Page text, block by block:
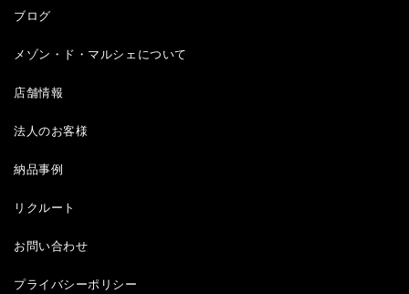
ブログ
メゾン・ド・マルシェについて
店舗情報
法人のお客様
納品事例
リクルート
お問い合わせ
プライバシーポリシー